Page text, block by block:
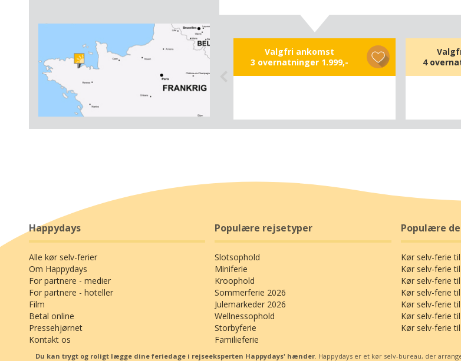
tidevandsfænomenet sin egen dramatiske
effekt på døgnrytmen, når det præcist som et
urværk hæver eller sænker kystlinjen flere
meter hver dag. I skal bo komfortabelt i Plérin
midt på den bretonske nordkyst, Saint-Brieuc-
udflugter til Bretagnes sagnomspundne
Hotel Au Chêne Vert er et typisk fransk
landevejsvejshotel med en god restaurant,
pladser, og det har fine tilkørselsforhold med
sin beliggenhed i udkanten af Plérin, som er en
forstad til Saint-Brieuc. Fra hotellet er der 4 km
ind til den gamle bydel i Saint-Brieuc, og her
venter jer et møde med et af de ældste
bysamfund i Frankrig, der har rødder tilbage til
antikken. Byens gotiske katedral vidner om
middelalderens storhedstid, og flere steder i
centrum kan I beundre de umiskendeligt
bretonske bindingsværkshuse med deres
århundredgamle stenvægge og blomstrende
Valgfri ankomst
3 overnatninger 1.999,-
4
Happydays
Alle kør selv-ferier
Om Happydays
For partnere - medier
For partnere - hoteller
Film
Betal online
Pressehjørnet
Kontakt os
Populære rejsetyper
Slotsophold
Miniferie
Kroophold
Sommerferie 2026
Julemarkeder 2026
Wellnessophold
Storbyferie
Familieferie
Populære
Kør selv-ferie
Kør selv-ferie
Kør selv-ferie
Kør selv-ferie
Kør selv-ferie
Kør selv-ferie
Kør selv-ferie
Du kan trygt og roligt lægge dine feriedage i rejseeksperten Happydays' hænder. Happydays er et kør selv-bureau, der